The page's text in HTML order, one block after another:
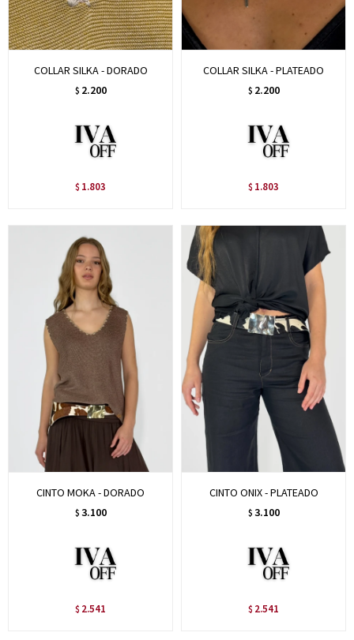
COLLAR SILKA - DORADO
$ 2.200
$ 1.803
COLLAR SILKA - PLATEADO
$ 2.200
$ 1.803
CINTO MOKA - DORADO
$ 3.100
$ 2.541
CINTO ONIX - PLATEADO
$ 3.100
$ 2.541